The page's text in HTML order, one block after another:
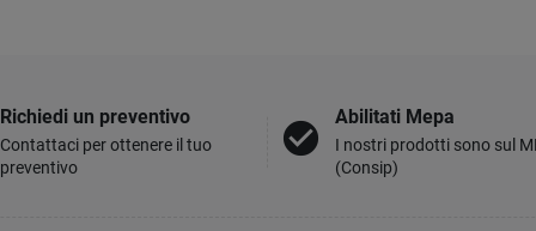
Richiedi un preventivo
Contattaci per ottenere il tuo
preventivo
check_circle
Abilitati Mepa
I nostri prodotti sono sul
(Consip)